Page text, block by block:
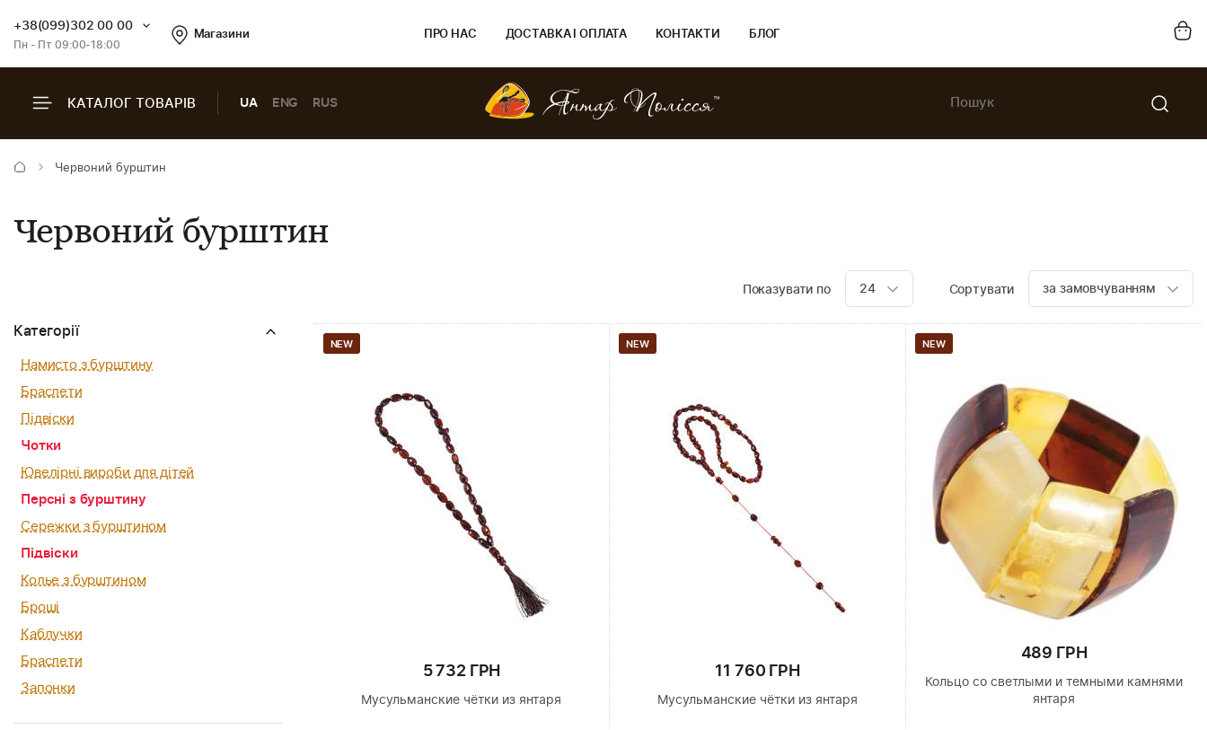
+38(099)302 00 00
Пн - Пт 09:00-18:00
Магазини ПРО НАС ДОСТАВКА І ОПЛАТА КОНТАКТИ БЛОГ
КАТАЛОГ ТОВАРІВ UA ENG RUS
Червоний бурштин
Червоний бурштин
Показувати по 24 Сортувати за замовчуванням
Категорії
Намисто з бурштину
Браслети
Підвіски
Чотки
Ювелірні вироби для дітей
Персні з бурштину
Сережки з бурштином
Підвіски
Колье з бурштином
Броші
Каблучки
Браслети
Запонки
NEW
5 732 ГРН
Мусульманские чётки из янтаря
NEW
11 760 ГРН
Мусульманские чётки из янтаря
NEW
489 ГРН
Кольцо со светлыми и темными камнями
янтаря